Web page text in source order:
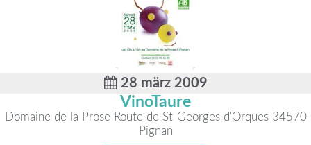
28 märz 2009
VinoTaure
Domaine de la Prose Route de St-Georges d'Orques 34570
Pignan